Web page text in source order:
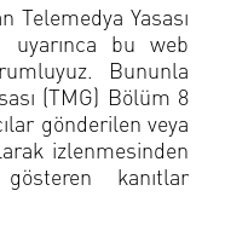
Telemedya Yasası
bu web
Bununla
(TMG) Bölüm 8
gönderilen veya
izlenmesinden
kanıtlar